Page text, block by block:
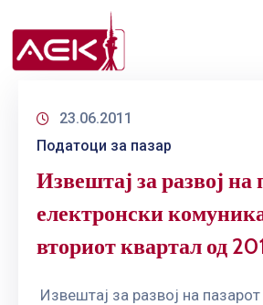
НАС
ДОКУМЕНТИ
СПЕКТАР
ТЕЛЕКОМУНИКАЦИИ
23.06.2011
Податоци за пазар
Извештај за развој на
електронски
вториот квартал од
Извештај за развој на